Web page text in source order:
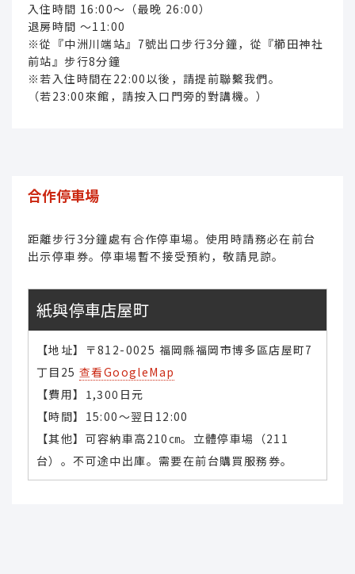
入住時間 16:00～（最晚 26:00）
退房時間 ～11:00
※從『中洲川端站』7號出口步行3分鐘，從『櫛田神社
前站』步行8分鐘
※若入住時間在22:00以後，請提前聯繫我們。
（若23:00來館，請按入口門旁的對講機。）
合作停車場
距離步行3分鐘處有合作停車場。使用時請務必在前台
出示停車券。停車場暫不接受預約，敬請見諒。
紙與停車店屋町
【地址】〒812-0025 福岡縣福岡市博多區店屋町7
丁目25 查看GoogleMap
【費用】1,300日元
【時間】15:00～翌日12:00
【其他】可容納車高210㎝。立體停車場（211
台）。不可途中出庫。需要在前台購買服務券。